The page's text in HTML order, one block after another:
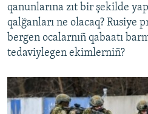
qanunlarına zıt bir şekilde
qalğanları ne olacaq? Rusiye
bergen ocalarnıñ qabaatı
tedaviylegen ekimlerniñ?